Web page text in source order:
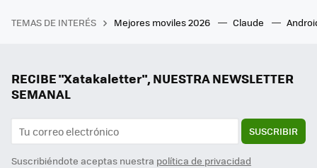
TEMAS DE INTERÉS Mejores moviles 2026 Claude
RECIBE "Xatakaletter", NUESTRA NEWSLETTER
SEMANAL
SUSCRIBIR
Suscribiéndote aceptas nuestra política de privacidad